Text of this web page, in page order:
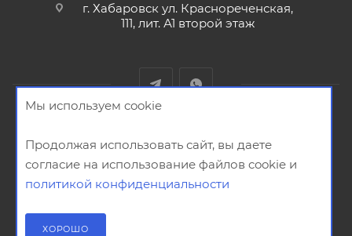
г. Хабаровск ул. Краснореченская,
111, лит. А1 второй этаж
2026 © ООО "СТРОЙХЛАДСИСТЕМ"
Создание сайта -
Мы используем cookie
Продолжая использовать сайт, вы даете
согласие на использование файлов cookie и
политикой конфиденциальности
ХОРОШО